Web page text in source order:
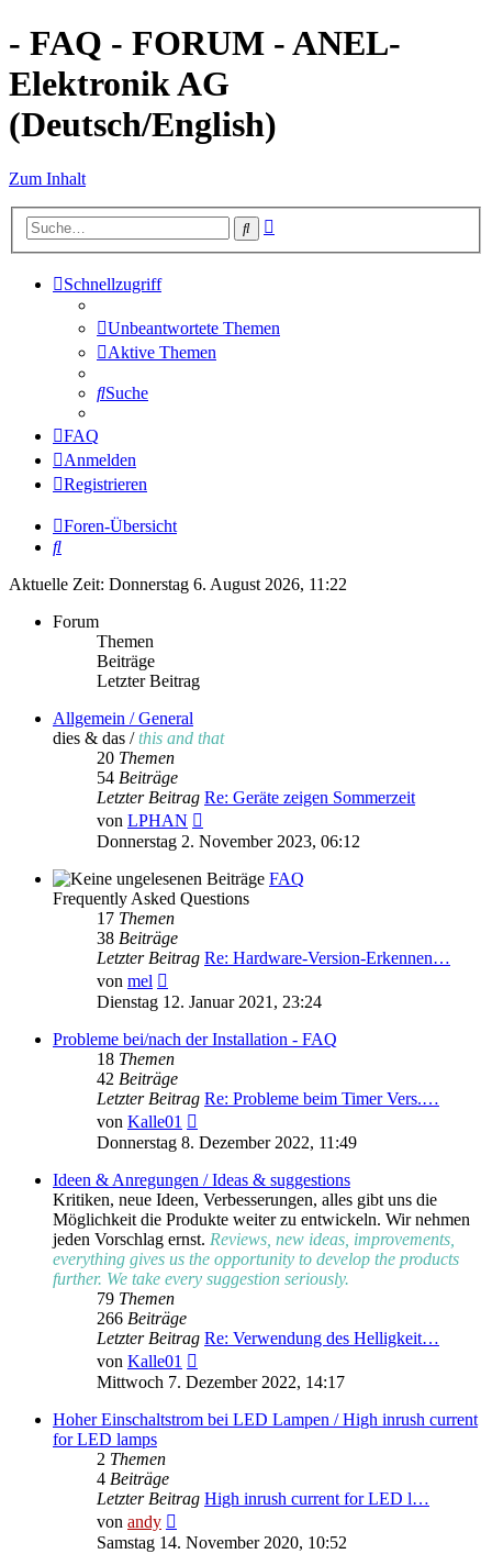
- FAQ - FORUM - ANEL-
Elektronik AG
(Deutsch/English)
Zum Inhalt
Suche
Schnellzugriff
Unbeantwortete Themen
Aktive Themen
Suche
FAQ
Anmelden
Registrieren
Foren-Übersicht
Suche
Aktuelle Zeit: Donnerstag 6. August 2026, 11:22
Forum
Themen
Beiträge
Letzter Beitrag
Allgemein / General
dies & das /this and that
20 Themen
54 Beiträge
Letzter Beitrag Re: Geräte zeigen Sommerzeit
von LPHAN
Beitrag
Donnerstag 2. November 2023, 06:12
FAQ
Frequently Asked Questions
17 Themen
38 Beiträge
Letzter Beitrag Re: Hardware-Version-Erkennen…
von mel
Beitrag
Dienstag 12. Januar 2021, 23:24
Probleme bei/nach der Installation - FAQ
18 Themen
42 Beiträge
Letzter Beitrag Re: Probleme beim Timer Vers.…
von Kalle01
Beitrag
Donnerstag 8. Dezember 2022, 11:49
Ideen & Anregungen / Ideas & suggestions
Kritiken, neue Ideen, Verbesserungen, alles gibt uns die
Möglichkeit die Produkte weiter zu entwickeln. Wir nehmen
jeden Vorschlag ernst. Reviews, new ideas, improvements,
everything gives us the opportunity to develop the products
further. We take every suggestion seriously.
79 Themen
266 Beiträge
Letzter Beitrag Re: Verwendung des Helligkeit…
von Kalle01
Beitrag
Mittwoch 7. Dezember 2022, 14:17
Hoher Einschaltstrom bei LED Lampen / High inrush current
for LED lamps
2 Themen
4 Beiträge
Letzter Beitrag High inrush current for LED l…
von andy
Beitrag
Samstag 14. November 2020, 10:52